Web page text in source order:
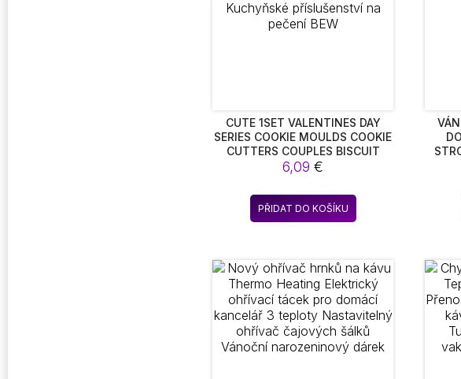
CUTE 1SET VALENTINES DAY
SERIES COOKIE MOULDS COOKIE
CUTTERS COUPLES BISCUIT
STAMPS KUCHYŇSKÉ
6,09€
PŘIDAT DO KOŠÍKU